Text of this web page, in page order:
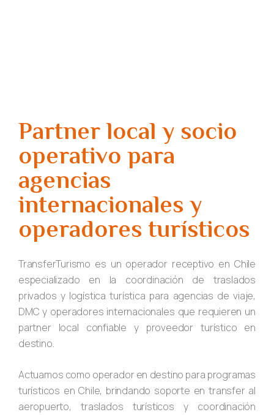
Partner local y socio
operativo para
agencias
internacionales y
operadores turísticos
TransferTurismo es un operador receptivo en Chile
especializado en la coordinación de traslados
privados y logística turística para agencias de viaje,
DMC y operadores internacionales que requieren un
partner local confiable y proveedor turístico en
destino.
Actuamos como operador en destino para programas
turísticos en Chile, brindando soporte en transfer al
aeropuerto, traslados turísticos y coordinación